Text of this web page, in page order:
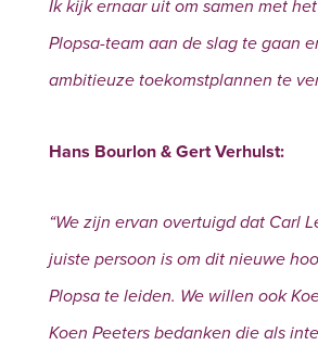
Ik kijk ernaar uit om samen met
Plopsa-team aan de slag te gaan
ambitieuze toekomstplannen te
Hans Bourlon & Gert Verhulst:
“We zijn ervan overtuigd dat Carl
juiste persoon is om dit nieuwe
Plopsa te leiden. We willen ook
Koen Peeters bedanken die als